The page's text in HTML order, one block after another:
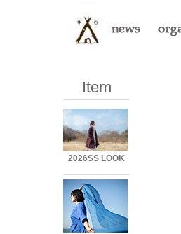
Item
2026SS LOOK